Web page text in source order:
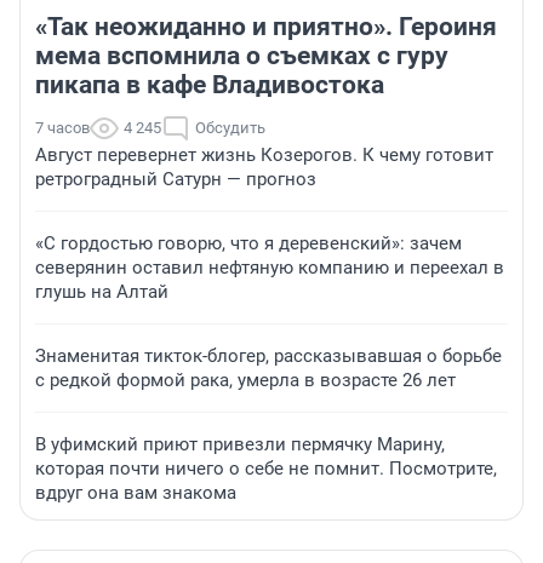
«Так неожиданно и приятно». Героиня
мема вспомнила о съемках с гуру
пикапа в кафе Владивостока
7 часов 4 245 Обсудить
Август перевернет жизнь Козерогов. К чему готовит
ретроградный Сатурн — прогноз
«С гордостью говорю, что я деревенский»: зачем
северянин оставил нефтяную компанию и переехал в
глушь на Алтай
Знаменитая тикток-блогер, рассказывавшая о борьбе
с редкой формой рака, умерла в возрасте 26 лет
В уфимский приют привезли пермячку Марину,
которая почти ничего о себе не помнит. Посмотрите,
вдруг она вам знакома